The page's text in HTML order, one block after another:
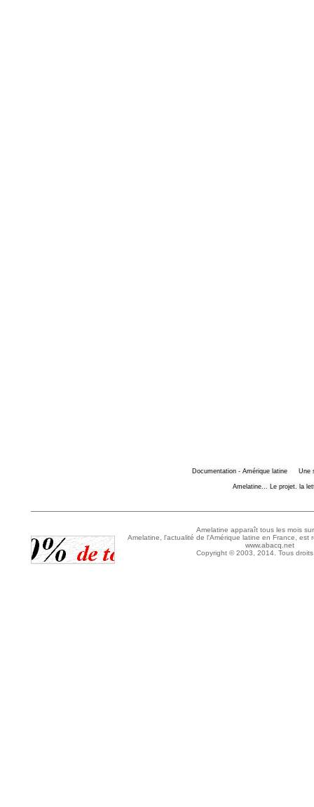
Documentation - Amérique latine Une
Amelatine... Le projet. la
Amelatine apparaît tous les mois
Amelatine, l'actualité de l'Amérique latine en France, est
www.abacq.net
Copyright © 2003, 2014. Tous